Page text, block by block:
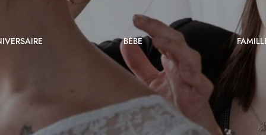
BÉBÉ